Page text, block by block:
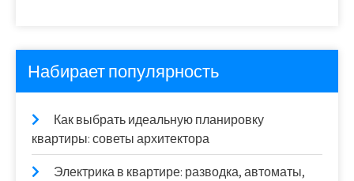
Набирает популярность
Как выбрать идеальную планировку
квартиры: советы архитектора
Электрика в квартире: разводка, автоматы,